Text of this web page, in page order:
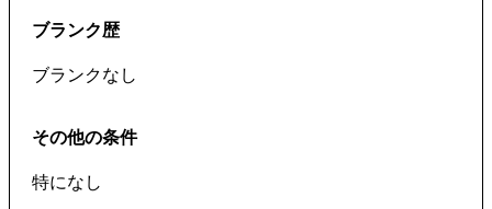
ブランク歴
ブランクなし
その他の条件
特になし